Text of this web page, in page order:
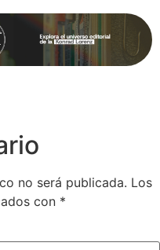
no será publicada. Los
con *